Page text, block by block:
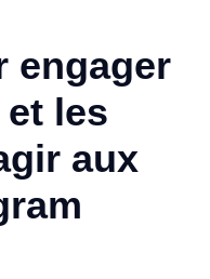
engager
les
aux